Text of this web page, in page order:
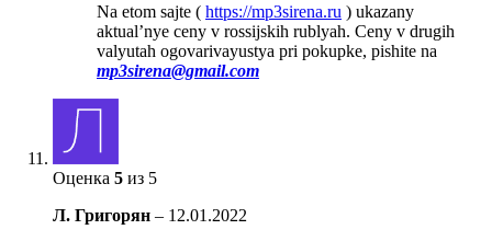
Na etom sajte ( https://mp3sirena.ru ) ukazany
aktual’nye ceny v rossijskih rublyah. Ceny v drugih
valyutah ogovarivayustya pri pokupke, pishite na
mp3sirena@gmail.com
Оценка 5 из 5
Л. Григорян – 12.01.2022